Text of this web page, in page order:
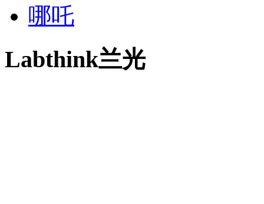
哪吒
Labthink兰光